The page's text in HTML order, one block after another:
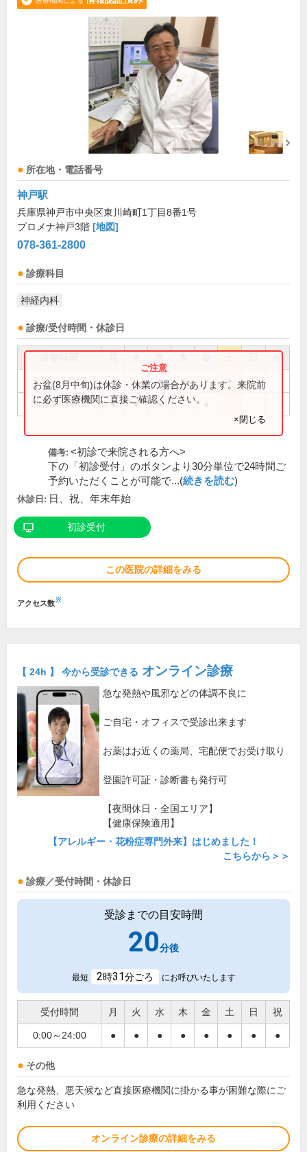
所在地・電話番号
神戸駅
兵庫県神戸市中央区東川崎町1丁目8番1号
プロメナ神戸3階 [地図]
078-361-2800
診療科目
神経内科
診療/受付時間・休診日
9:30～12:30 ● ● ● ●
14:00～17:00 ● ● ●
お盆(8月中旬)は休診・休業の場合があります。来院前
に必ず医療機関に直接ご確認ください。
×閉じる
備考: <初診で来院される方へ>
下の「初診受付」のボタンより30分単位で24時間ご
予約いただくことが可能で...(続きを読む)
休診日: 日、祝、年末年始
初診受付
この医院の詳細をみる
アクセス数※
【 24h 】 今から受診できる オンライン診療
急な発熱や風邪などの体調不良に
ご自宅・オフィスで受診出来ます
お薬はお近くの薬局、宅配便でお受け取り
登園許可証・診断書も発行可
【夜間休日・全国エリア】
【健康保険適用】
【アレルギー・花粉症専門外来】はじめました！
こちらから＞＞
診療／受付時間・休診日
受診までの目安時間
20分後
最短 2時31分ごろ にお呼びいたします
受付時間 月 火 水 木 金 土 日 祝
0:00～24:00 ● ● ● ● ● ● ● ●
その他
急な発熱、悪天候など直接医療機関に掛かる事が困難な際にご
利用ください
オンライン診療の詳細をみる